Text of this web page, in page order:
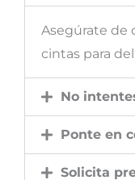
Asegúrate de
cintas para
No
Ponte en
Solicita